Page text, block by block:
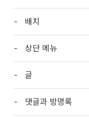
배치
상단 메뉴
글
댓글과 방명록